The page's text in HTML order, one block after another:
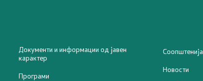
Документи и информации од јавен
карактер
Програми
Соопштенија
Новости